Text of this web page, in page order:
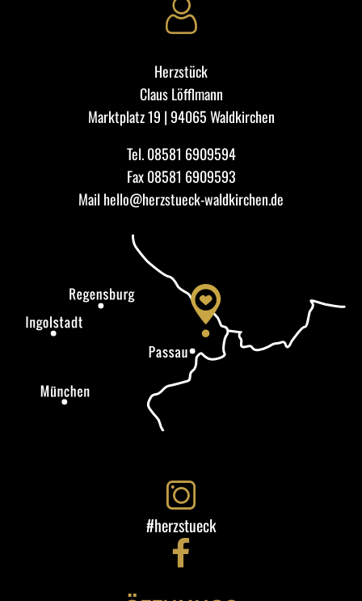
Herzstück
Claus Löfflmann
Marktplatz 19 | 94065 Waldkirchen
Tel.08581 6909594
Fax 08581 6909593
Mail hello@herzstueck-waldkirchen.de
#herzstueck